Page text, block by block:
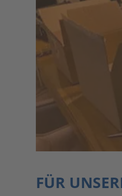
FÜR